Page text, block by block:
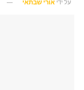
על ידי אורי שבתאי